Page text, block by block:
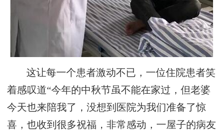
这让每一个患者激动不已，一位住院患者笑
着感叹道“今年的中秋节虽不能在家过，但老婆
今天也来陪我了，没想到医院为我们准备了惊
喜，也收到很多祝福，非常感动，一屋子的病友